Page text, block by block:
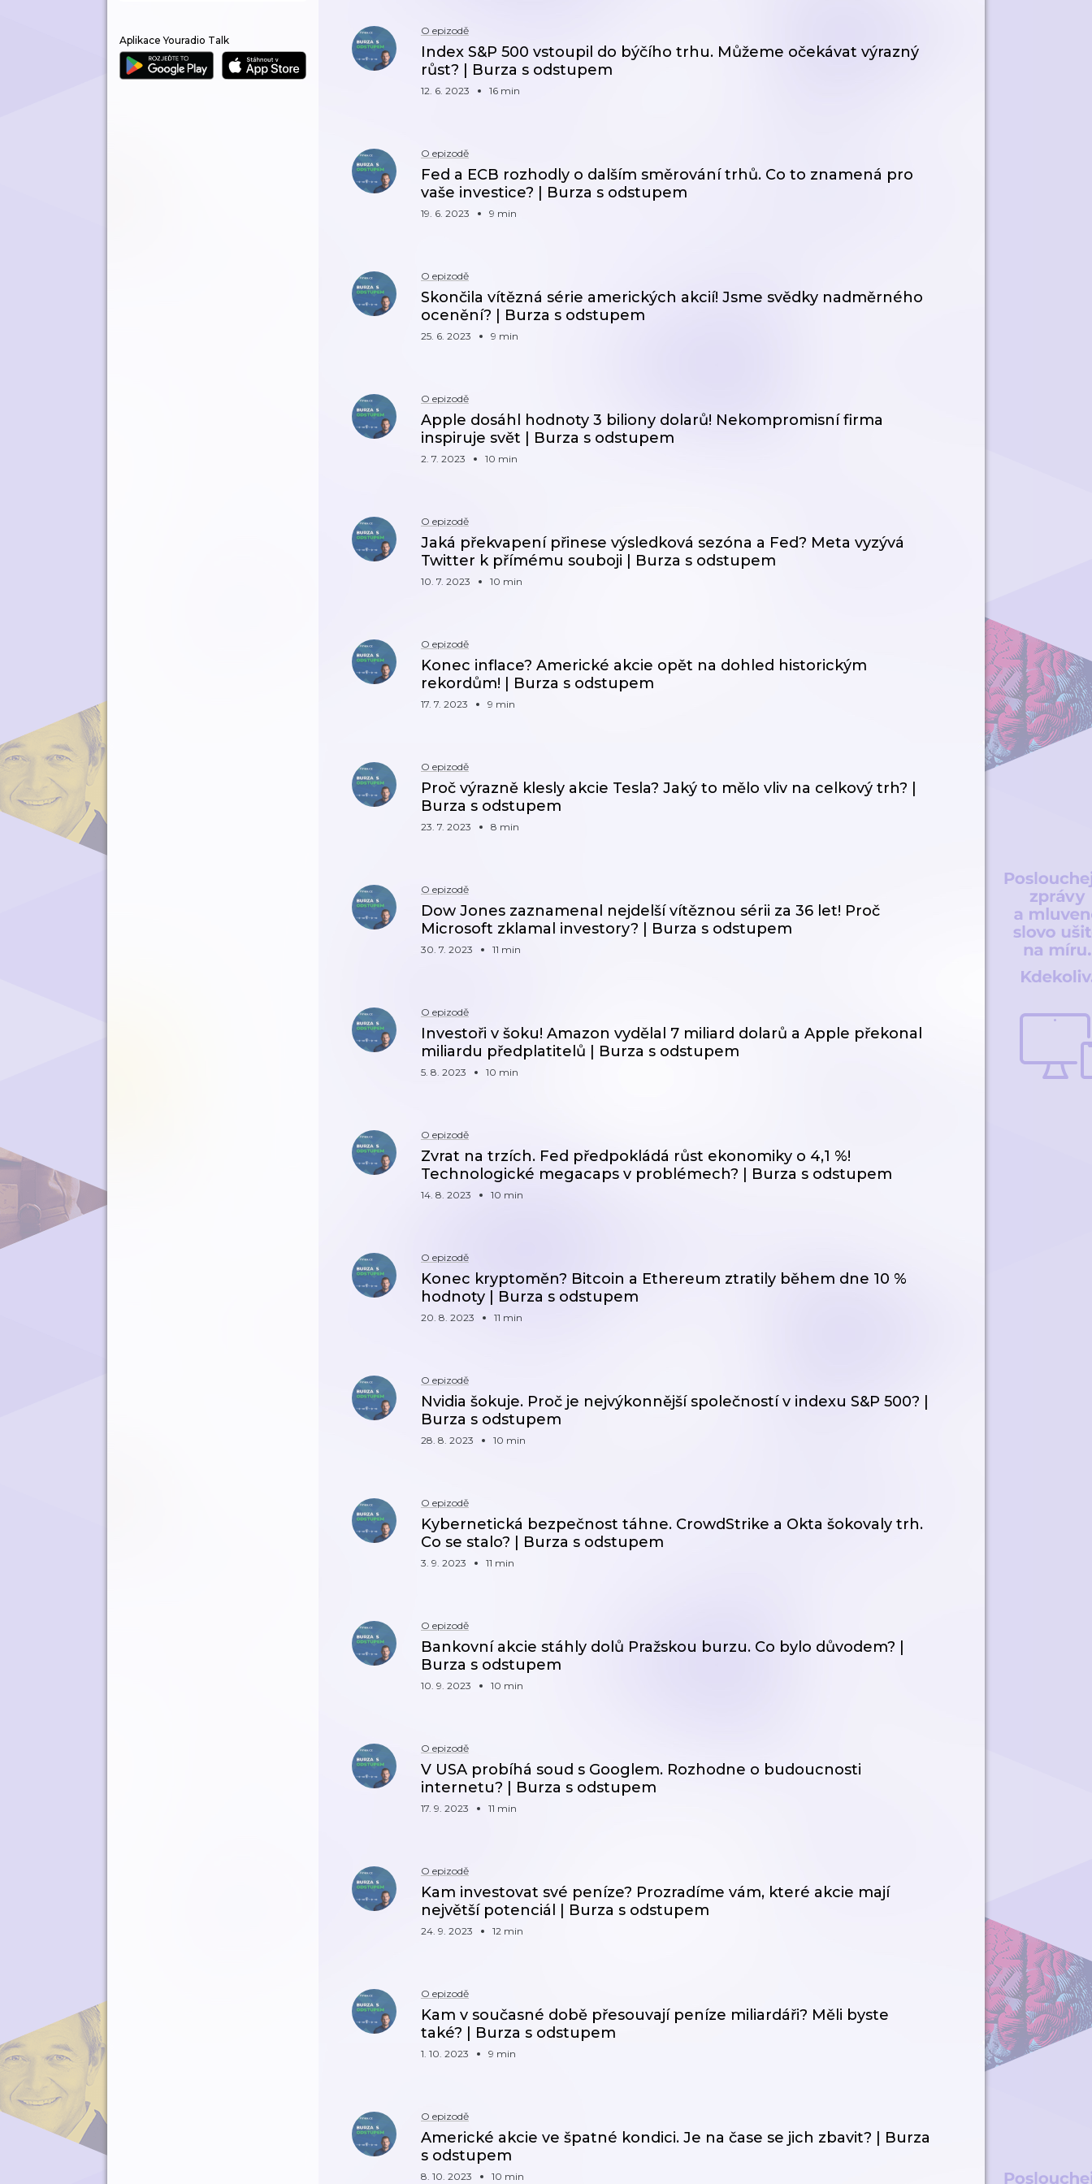
Aplikace Youradio Talk
O epizodě
Index S&P 500 vstoupil do býčího trhu. Můžeme očekávat výrazný
růst? | Burza s odstupem
12. 6. 2023 16 min
O epizodě
Fed a ECB rozhodly o dalším směrování trhů. Co to znamená pro
vaše investice? | Burza s odstupem
19. 6. 2023 9 min
O epizodě
Skončila vítězná série amerických akcií! Jsme svědky nadměrného
ocenění? | Burza s odstupem
25. 6. 2023 9 min
O epizodě
Apple dosáhl hodnoty 3 biliony dolarů! Nekompromisní firma
inspiruje svět | Burza s odstupem
2. 7. 2023 10 min
O epizodě
Jaká překvapení přinese výsledková sezóna a Fed? Meta vyzývá
Twitter k přímému souboji | Burza s odstupem
10. 7. 2023 10 min
O epizodě
Konec inflace? Americké akcie opět na dohled historickým
rekordům! | Burza s odstupem
17. 7. 2023 9 min
O epizodě
Proč výrazně klesly akcie Tesla? Jaký to mělo vliv na celkový trh? |
Burza s odstupem
23. 7. 2023 8 min
O epizodě
Dow Jones zaznamenal nejdelší vítěznou sérii za 36 let! Proč
Microsoft zklamal investory? | Burza s odstupem
30. 7. 2023 11 min
O epizodě
Investoři v šoku! Amazon vydělal 7 miliard dolarů a Apple překonal
miliardu předplatitelů | Burza s odstupem
5. 8. 2023 10 min
O epizodě
Zvrat na trzích. Fed předpokládá růst ekonomiky o 4,1 %!
Technologické megacaps v problémech? | Burza s odstupem
14. 8. 2023 10 min
O epizodě
Konec kryptoměn? Bitcoin a Ethereum ztratily během dne 10 %
hodnoty | Burza s odstupem
20. 8. 2023 11 min
O epizodě
Nvidia šokuje. Proč je nejvýkonnější společností v indexu S&P 500? |
Burza s odstupem
28. 8. 2023 10 min
O epizodě
Kybernetická bezpečnost táhne. CrowdStrike a Okta šokovaly trh.
Co se stalo? | Burza s odstupem
3. 9. 2023 11 min
O epizodě
Bankovní akcie stáhly dolů Pražskou burzu. Co bylo důvodem? |
Burza s odstupem
10. 9. 2023 10 min
O epizodě
V USA probíhá soud s Googlem. Rozhodne o budoucnosti
internetu? | Burza s odstupem
17. 9. 2023 11 min
O epizodě
Kam investovat své peníze? Prozradíme vám, které akcie mají
největší potenciál | Burza s odstupem
24. 9. 2023 12 min
O epizodě
Kam v současné době přesouvají peníze miliardáři? Měli byste
také? | Burza s odstupem
1. 10. 2023 9 min
O epizodě
Americké akcie ve špatné kondici. Je na čase se jich zbavit? | Burza
s odstupem
8. 10. 2023 10 min